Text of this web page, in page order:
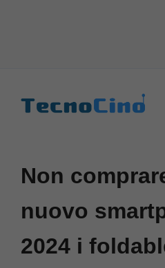
Non
nuovo
2024 i